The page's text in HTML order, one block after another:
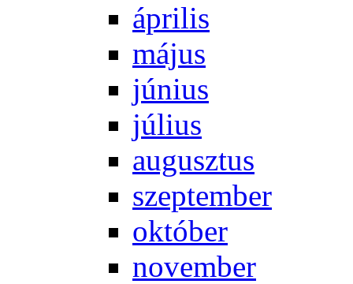
áp­ri­lis
má­jus
jú­ni­us
jú­li­us
au­gusz­tus
szep­tem­ber
ok­tó­ber
no­vem­ber